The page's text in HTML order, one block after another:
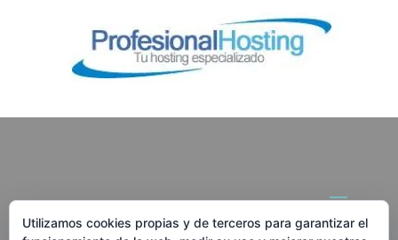
Utilizamos cookies propias y de terceros para garantizar el